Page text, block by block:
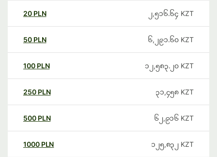
20 PLN ၂,၅၁၆.၆၄ KZT
50 PLN ၆,၂၉၁.၆၀ KZT
100 PLN ၁၂,၅၈၃.၂၀ KZT
250 PLN ၃၁,၄၅၈ KZT
500 PLN ၆၂,၉၁၆ KZT
1000 PLN ၁၂၅,၈၃၂ KZT